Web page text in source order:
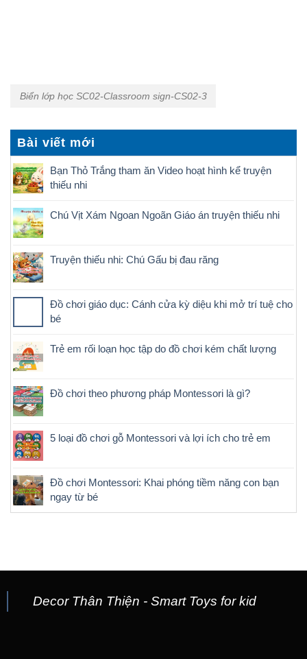
Biển lớp học SC02-Classroom sign-CS02-3
Bài viết mới
Bạn Thỏ Trắng tham ăn Video hoạt hình kể truyện
thiếu nhi
Chú Vịt Xám Ngoan Ngoãn Giáo án truyện thiếu nhi
Truyện thiếu nhi: Chú Gấu bị đau răng
Đồ chơi giáo dục: Cánh cửa kỳ diệu khi mở trí tuệ cho
bé
Trẻ em rối loạn học tập do đồ chơi kém chất lượng
Đồ chơi theo phương pháp Montessori là gì?
5 loại đồ chơi gỗ Montessori và lợi ích cho trẻ em
Đồ chơi Montessori: Khai phóng tiềm năng con bạn
ngay từ bé
Decor Thân Thiện - Smart Toys for kid